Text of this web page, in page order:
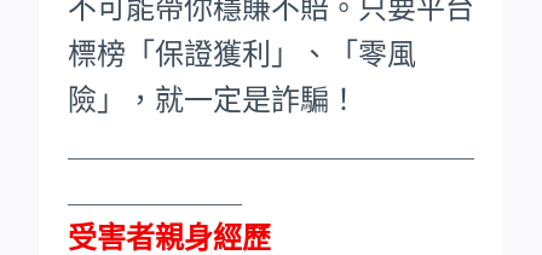
不可能帶你穩賺不賠。只要平台
標榜「保證獲利」、「零風
險」，就一定是詐騙！
受害者親身經歷